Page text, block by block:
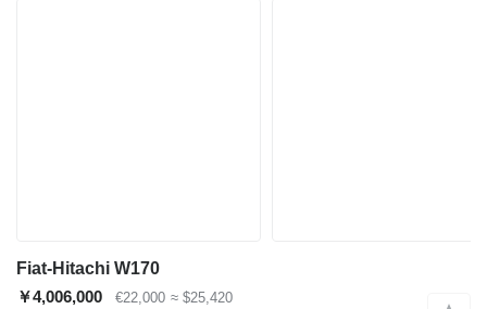
Fiat-Hitachi W170
￥4,006,000
€22,000 ≈ $25,420